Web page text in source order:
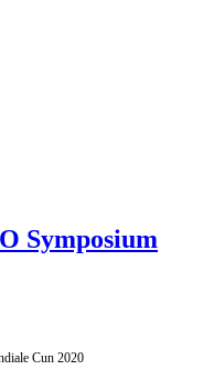
Symposium